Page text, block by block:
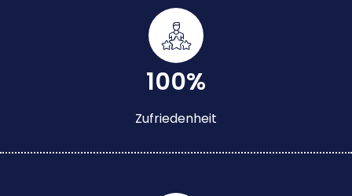
100%
Zufriedenheit